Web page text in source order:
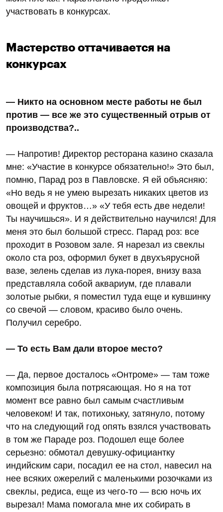
участвовать в конкурсах.
Мастерство оттачивается на
конкурсах
— Никто на основном месте работы не был
против — все же это существенный отрыв от
производства?..
— Напротив! Директор ресторана казино сказала
мне: «Участие в конкурсе обязательно!» Это был,
помню, Парад роз в Павловске. Я ей объясняю:
«Но ведь я не умею вырезать никаких цветов из
овощей и фруктов…» «У тебя есть две недели!
Ты научишься». И я действительно научился! Для
меня это был большой стресс. Парад роз: все
проходит в Розовом зале. Я нарезал из свеклы
около ста роз, оформил букет в двухъярусной
вазе, зелень сделав из лука-порея, внизу ваза
представляла собой аквариум, где плавали
золотые рыбки, я поместил туда еще и кувшинку
со свечой — словом, красиво было очень.
Получил серебро.
— То есть Вам дали второе место?
— Да, первое досталось «Онтроме» — там тоже
композиция была потрясающая. Но я на тот
момент все равно был самым счастливым
человеком! И так, потихоньку, затянуло, потому
что на следующий год опять взялся участвовать
в том же Параде роз. Подошел еще более
серьезно: обмотал девушку-официантку
индийским сари, посадил ее на стол, навесил на
нее всяких ожерелий с маленькими розочками из
свеклы, редиса, еще из чего-то — всю ночь их
вырезал! Мама помогала мне их собирать в